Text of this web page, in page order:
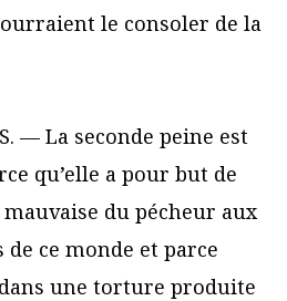
le consoler de la
— La seconde peine est
qu’elle a pour but de
du pécheur aux
ce monde et parce
une torture produite